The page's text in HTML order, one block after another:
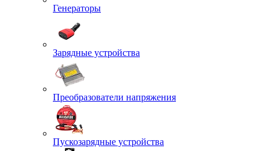
Генераторы
Зарядные устройства
Преобразователи напряжения
Пускозарядные устройства